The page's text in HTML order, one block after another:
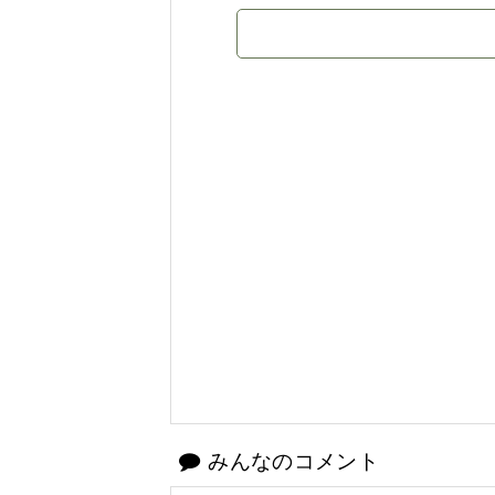
みんなのコメント